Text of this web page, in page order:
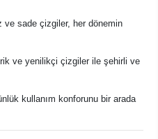
ve sade çizgiler, her dönemin
ve yenilikçi çizgiler ile şehirli ve
kullanım konforunu bir arada